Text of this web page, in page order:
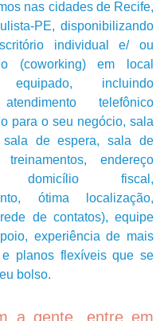
nas cidades de Recife,
PE, disponibilizando
individual e/ ou
(coworking) em local
equipado, incluindo
telefônico
para o seu negócio, sala
sala de espera, sala de
endereço
domicílio fiscal,
ótima localização,
de contatos), equipe
experiência de mais
planos flexíveis que se
bolso.
a gente, entre em